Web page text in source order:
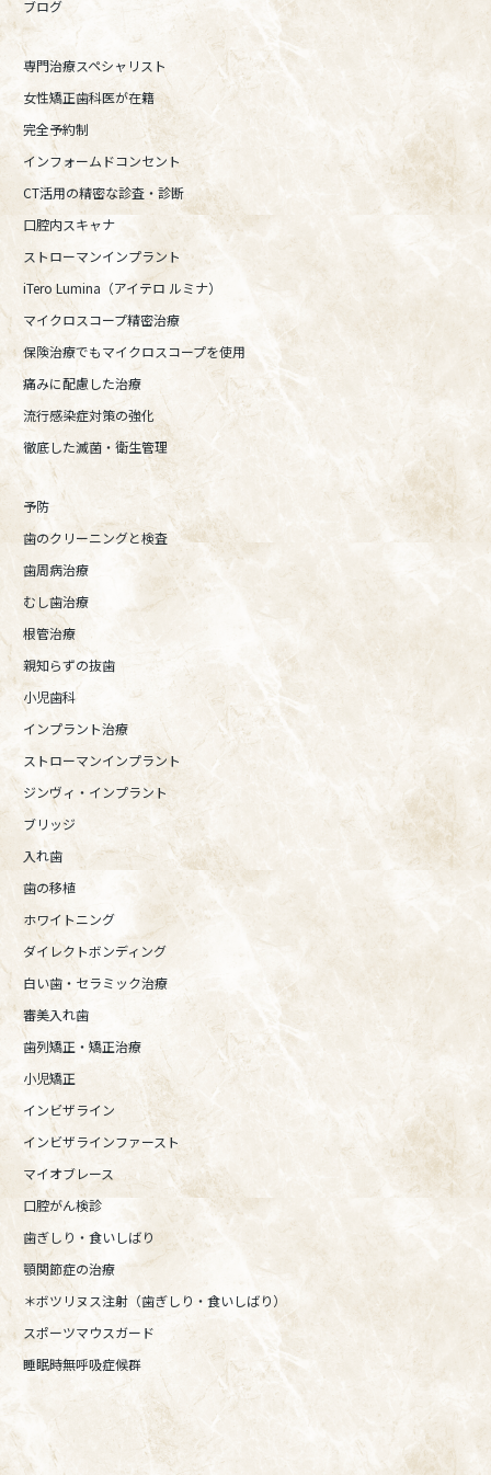
ブログ
専門治療スペシャリスト
女性矯正歯科医が在籍
完全予約制
インフォームドコンセント
CT活用の精密な診査・診断
口腔内スキャナ
ストローマンインプラント
iTero Lumina（アイテロ ルミナ）
マイクロスコープ精密治療
保険治療でもマイクロスコープを使用
痛みに配慮した治療
流行感染症対策の強化
徹底した滅菌・衛生管理
予防
歯のクリーニングと検査
歯周病治療
むし歯治療
根管治療
親知らずの抜歯
小児歯科
インプラント治療
ストローマンインプラント
ジンヴィ・インプラント
ブリッジ
入れ歯
歯の移植
ホワイトニング
ダイレクトボンディング
白い歯・セラミック治療
審美入れ歯
歯列矯正・矯正治療
小児矯正
インビザライン
インビザラインファースト
マイオブレース
口腔がん検診
歯ぎしり・食いしばり
顎関節症の治療
＊ボツリヌス注射（歯ぎしり・食いしばり）
スポーツマウスガード
睡眠時無呼吸症候群